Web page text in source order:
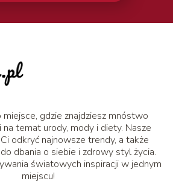
gdzie znajdziesz mnóstwo
na temat urody, mody i diety. Nasze
odkryć najnowsze trendy, a także
dbania o siebie i zdrowy styl życia.
światowych inspiracji w jednym
miejscu!